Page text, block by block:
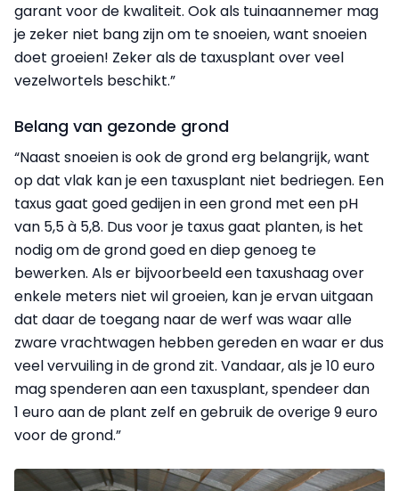
garant voor de kwaliteit. Ook als tuinaannemer mag
je zeker niet bang zijn om te snoeien, want snoeien
doet groeien! Zeker als de taxusplant over veel
vezelwortels beschikt.”
Belang van gezonde grond
“Naast snoeien is ook de grond erg belangrijk, want
op dat vlak kan je een taxusplant niet bedriegen. Een
taxus gaat goed gedijen in een grond met een pH
van 5,5 à 5,8. Dus voor je taxus gaat planten, is het
nodig om de grond goed en diep genoeg te
bewerken. Als er bijvoorbeeld een taxushaag over
enkele meters niet wil groeien, kan je ervan uitgaan
dat daar de toegang naar de werf was waar alle
zware vrachtwagen hebben gereden en waar er dus
veel vervuiling in de grond zit. Vandaar, als je 10 euro
mag spenderen aan een taxusplant, spendeer dan
1 euro aan de plant zelf en gebruik de overige 9 euro
voor de grond.”